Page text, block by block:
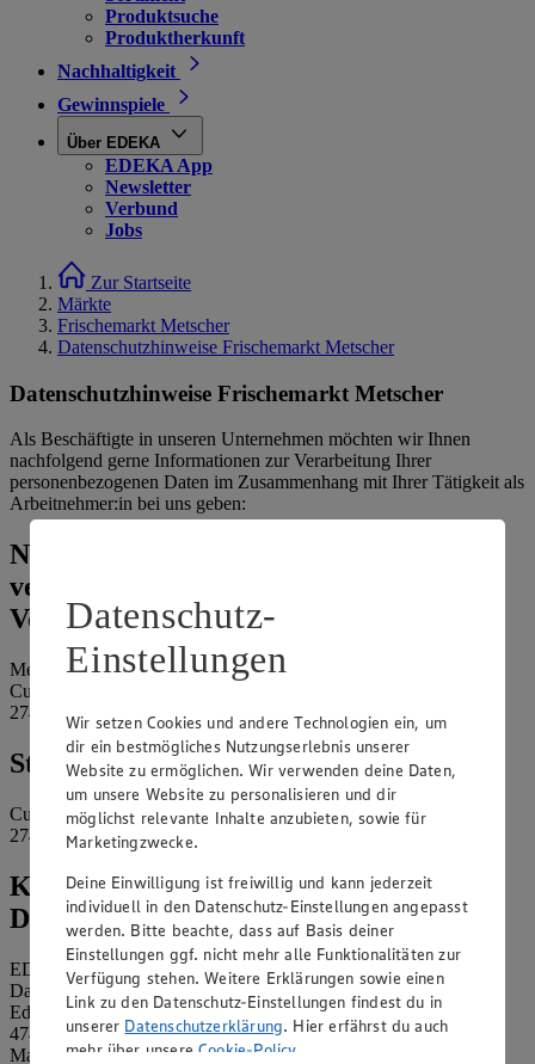
Produktsuche
Produktherkunft
Nachhaltigkeit
Gewinnspiele
Über EDEKA
EDEKA App
Newsletter
Verbund
Jobs
Zur Startseite
Märkte
Frischemarkt Metscher
Datenschutzhinweise Frischemarkt Metscher
Datenschutzhinweise Frischemarkt Metscher
Als Beschäftigte in unseren Unternehmen möchten wir Ihnen
nachfolgend gerne Informationen zur Verarbeitung Ihrer
personenbezogenen Daten im Zusammenhang mit Ihrer Tätigkeit als
Arbeitnehmer:in bei uns geben:
Name und Kontaktdaten der
verantwortlichen Stelle und ggf. deren
Vertretung:
Metscher Duhnen GmbH
Cuxhavener Str. 100
27476 Cuxhaven
Standort des Marktes:
Cuxhavener Str. 100
27476 Cuxhaven
Kontaktdaten des betrieblichen
Datenschutzbeauftragten:
EDEKA Nordwest Stiftung & Co. KG
Datenschutzbeauftragter
Edekaplatz 1
47445 Moers
Mail:
nw_datenschutz@edeka.de
Datenschutz-
Einstellungen
Wir setzen Cookies und andere Technologien ein, um
dir ein bestmögliches Nutzungserlebnis unserer
Website zu ermöglichen. Wir verwenden deine Daten,
um unsere Website zu personalisieren und dir
möglichst relevante Inhalte anzubieten, sowie für
Marketingzwecke.
Deine Einwilligung ist freiwillig und kann jederzeit
individuell in den Datenschutz-Einstellungen angepasst
werden. Bitte beachte, dass auf Basis deiner
Einstellungen ggf. nicht mehr alle Funktionalitäten zur
Verfügung stehen. Weitere Erklärungen sowie einen
Link zu den Datenschutz-Einstellungen findest du in
unserer Datenschutzerklärung. Hier erfährst du auch
mehr über unsereCookie-Policy.